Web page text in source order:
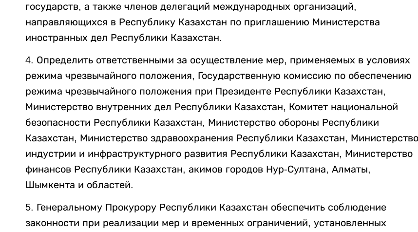
государств, а также членов делегаций международных организаций,
направляющихся в Республику Казахстан по приглашению Министерства
иностранных дел Республики Казахстан.
4. Определить ответственными за осуществление мер, применяемых в условиях
режима чрезвычайного положения, Государственную комиссию по обеспечению
режима чрезвычайного положения при Президенте Республики Казахстан,
Министерство внутренних дел Республики Казахстан, Комитет национальной
безопасности Республики Казахстан, Министерство обороны Республики
Казахстан, Министерство здравоохранения Республики Казахстан, Министерство
индустрии и инфраструктурного развития Республики Казахстан, Министерство
финансов Республики Казахстан, акимов городов Нур-Султана, Алматы,
Шымкента и областей.
5. Генеральному Прокурору Республики Казахстан обеспечить соблюдение
законности при реализации мер и временных ограничений, установленных